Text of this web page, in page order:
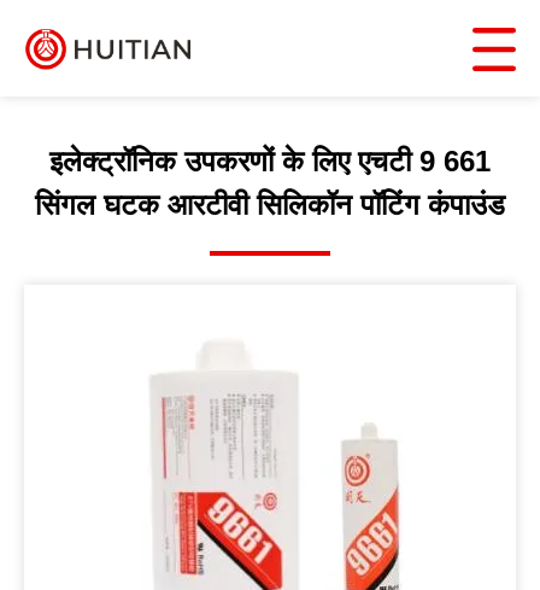
इलेक्ट्रॉनिक उपकरणों के लिए एचटी 9 661
सिंगल घटक आरटीवी सिलिकॉन पॉटिंग कंपाउंड